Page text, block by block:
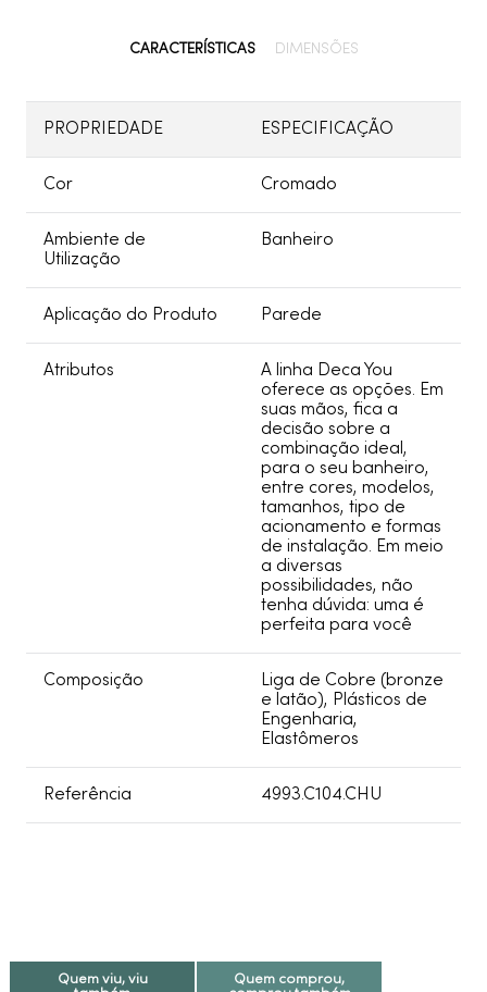
CARACTERÍSTICAS DIMENSÕES
PROPRIEDADE ESPECIFICAÇÃO
Cor Cromado
Ambiente de
Utilização
Banheiro
Aplicação do Produto Parede
Atributos
A linha Deca You
oferece as opções. Em
suas mãos, fica a
decisão sobre a
combinação ideal,
para o seu banheiro,
entre cores, modelos,
tamanhos, tipo de
acionamento e formas
de instalação. Em meio
a diversas
possibilidades, não
tenha dúvida: uma é
perfeita para você
Composição
Liga de Cobre (bronze
e latão), Plásticos de
Engenharia,
Elastômeros
Referência 4993.C104.CHU
Quem viu, viu
Quem comprou,